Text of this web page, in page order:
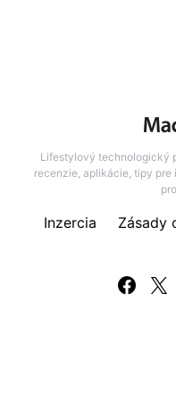
Lifestylový technologický
recenzie, aplikácie, tipy pre
Inzercia
Zásady